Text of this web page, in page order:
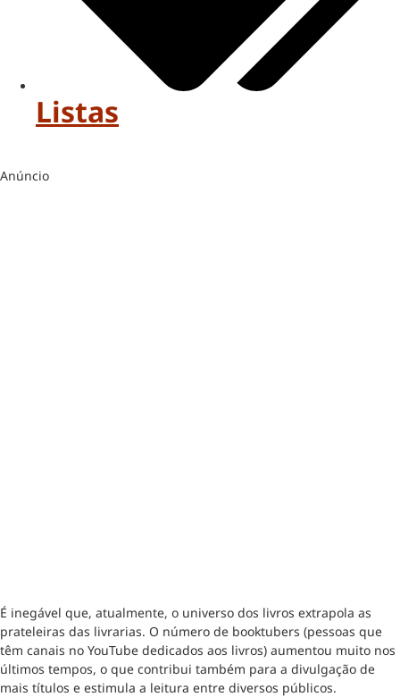
Listas
Anúncio
É inegável que, atualmente, o universo dos livros extrapola as
prateleiras das livrarias. O número de booktubers (pessoas que
têm canais no YouTube dedicados aos livros) aumentou muito nos
últimos tempos, o que contribui também para a divulgação de
mais títulos e estimula a leitura entre diversos públicos.